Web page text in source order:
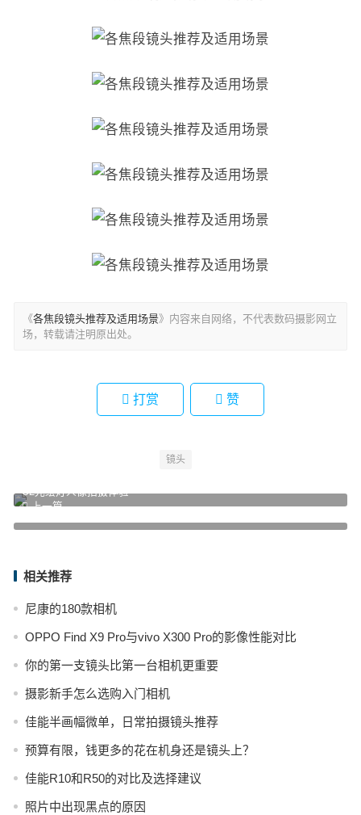
《各焦段镜头推荐及适用场景》内容来自网络，不代表数码摄影网立
场，转载请注明原出处。
打赏 赞
镜头
上一篇
U2光绘灯人像拍摄体验
相关推荐
尼康的180款相机
OPPO Find X9 Pro与vivo X300 Pro的影像性能对比
你的第一支镜头比第一台相机更重要
摄影新手怎么选购入门相机
佳能半画幅微单，日常拍摄镜头推荐
预算有限，钱更多的花在机身还是镜头上？
佳能R10和R50的对比及选择建议
照片中出现黑点的原因